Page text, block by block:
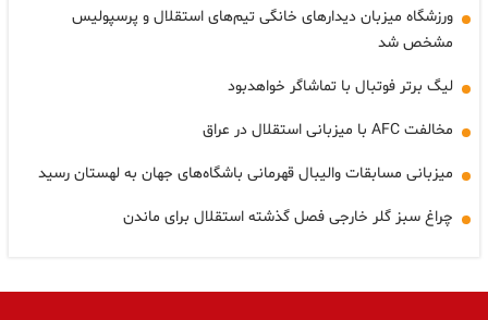
ورزشگاه میزبان دیدارهای خانگی تیم‌های استقلال و پرسپولیس
مشخص شد
لیگ برتر فوتبال با تماشاگر خواهدبود
مخالفت AFC با میزبانی استقلال در عراق
میزبانی مسابقات والیبال قهرمانی باشگاه‌های جهان به لهستان رسید
چراغ سبز گلر خارجی فصل گذشته استقلال برای ماندن